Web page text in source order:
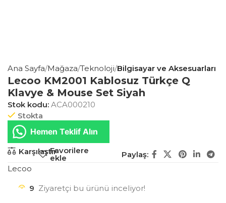
Ana Sayfa Mağaza Teknoloji Bilgisayar ve Aksesuarları
Lecoo KM2001 Kablosuz Türkçe Q
Klavye & Mouse Set Siyah
Stok kodu: ACA000210
Stokta
Hemen Teklif Alın
KarşılaştırFavorilere
ekle
Paylaş:
Lecoo
9 Ziyaretçi bu ürünü inceliyor!